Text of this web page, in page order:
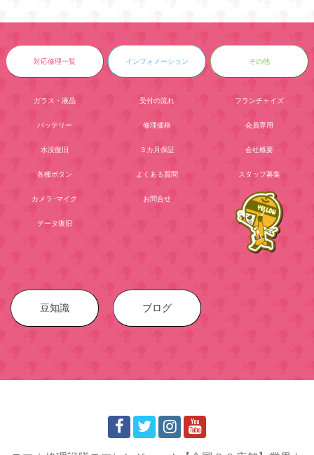
対応修理一覧
ガラス・液晶
バッテリー
水没復旧
各種ボタン
カメラ･マイク
データ復旧
インフォメーション
受付の流れ
修理価格
３カ月保証
よくある質問
お問合せ
その他
フランチャイズ
会員専用
会社概要
スタッフ募集
豆知識 ブログ